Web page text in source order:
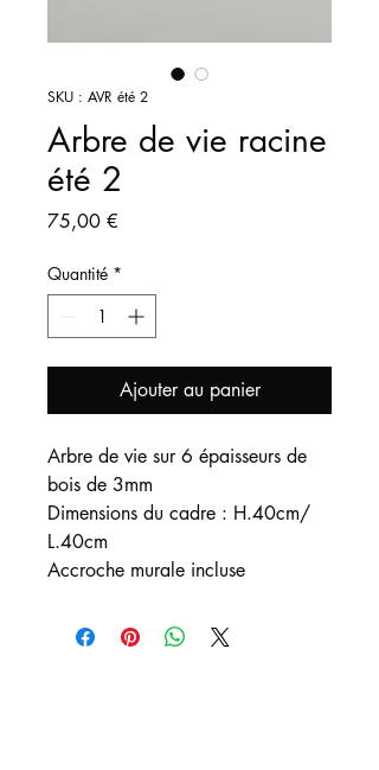
SKU : AVR été 2
Arbre de vie racine
été 2
75,00 €
Quantité *
Ajouter au panier
Arbre de vie sur 6 épaisseurs de
bois de 3mm
Dimensions du cadre : H.40cm/
L.40cm
Accroche murale incluse